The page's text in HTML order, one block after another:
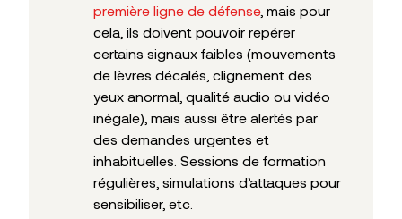
première ligne de défense, mais pour
cela, ils doivent pouvoir repérer
certains signaux faibles (mouvements
de lèvres décalés, clignement des
yeux anormal, qualité audio ou vidéo
inégale), mais aussi être alertés par
des demandes urgentes et
inhabituelles. Sessions de formation
régulières, simulations d’attaques pour
sensibiliser, etc.